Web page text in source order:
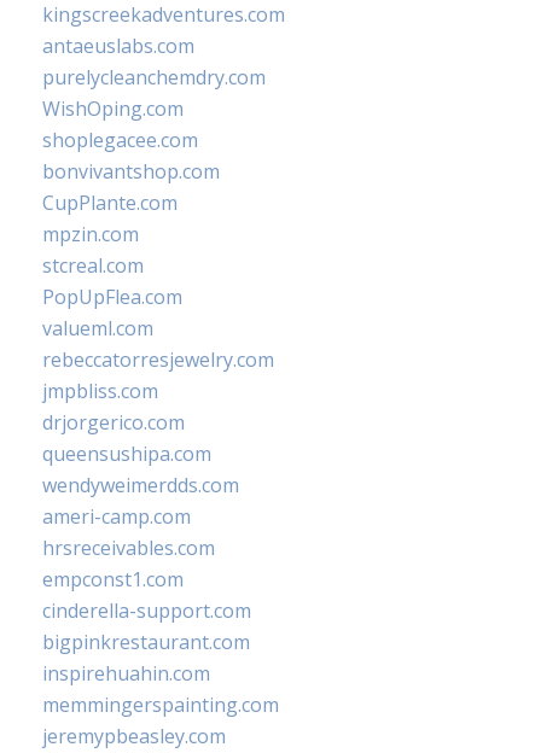
kingscreekadventures.com
antaeuslabs.com
purelycleanchemdry.com
WishOping.com
shoplegacee.com
bonvivantshop.com
CupPlante.com
mpzin.com
stcreal.com
PopUpFlea.com
valueml.com
rebeccatorresjewelry.com
jmpbliss.com
drjorgerico.com
queensushipa.com
wendyweimerdds.com
ameri-camp.com
hrsreceivables.com
empconst1.com
cinderella-support.com
bigpinkrestaurant.com
inspirehuahin.com
memmingerspainting.com
jeremypbeasley.com